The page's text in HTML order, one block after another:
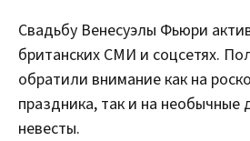
Свадьбу Венесуэлы Фьюри
британских СМИ и соцсетях.
обратили внимание как на
праздника, так и на необычные
невесты.